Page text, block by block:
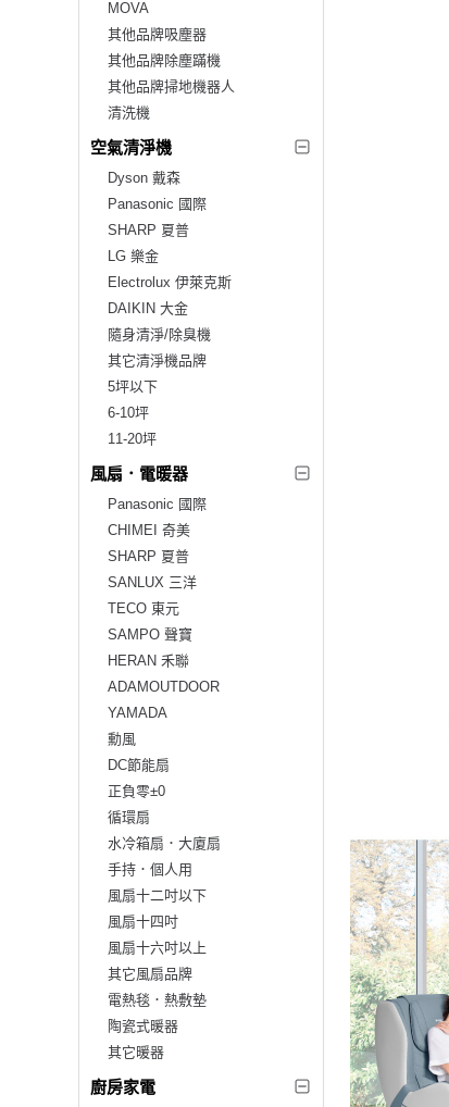
MOVA
其他品牌吸塵器
其他品牌除塵蹣機
其他品牌掃地機器人
清洗機
空氣清淨機
Dyson 戴森
Panasonic 國際
SHARP 夏普
LG 樂金
Electrolux 伊萊克斯
DAIKIN 大金
隨身清淨/除臭機
其它清淨機品牌
5坪以下
6-10坪
11-20坪
風扇．電暖器
Panasonic 國際
CHIMEI 奇美
SHARP 夏普
SANLUX 三洋
TECO 東元
SAMPO 聲寶
HERAN 禾聯
ADAMOUTDOOR
YAMADA
勳風
DC節能扇
正負零±0
循環扇
水冷箱扇．大廈扇
手持．個人用
風扇十二吋以下
風扇十四吋
風扇十六吋以上
其它風扇品牌
電熱毯．熱敷墊
陶瓷式暖器
其它暖器
廚房家電